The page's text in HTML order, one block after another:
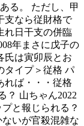
る。 ただし、甲
支なら従財格で
れ日干支の併臨
年まさに戊子の
氏は寅卯辰とお
タイプ＞従格 パ
れば・・・従格
？ 山ちゃん2022
と報じられる？
いが官殺混雑な